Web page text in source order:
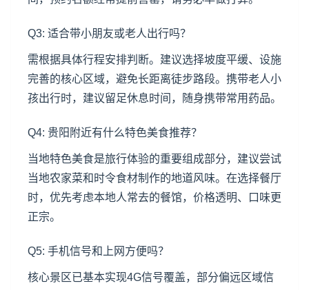
Q3: 适合带小朋友或老人出行吗？
需根据具体行程安排判断。建议选择坡度平缓、设施
完善的核心区域，避免长距离徒步路段。携带老人小
孩出行时，建议留足休息时间，随身携带常用药品。
Q4: 贵阳附近有什么特色美食推荐？
当地特色美食是旅行体验的重要组成部分，建议尝试
当地农家菜和时令食材制作的地道风味。在选择餐厅
时，优先考虑本地人常去的餐馆，价格透明、口味更
正宗。
Q5: 手机信号和上网方便吗？
核心景区已基本实现4G信号覆盖，部分偏远区域信